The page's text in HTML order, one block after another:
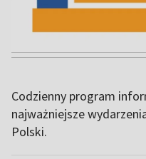
Codzienny program
najważniejsze
Polski.